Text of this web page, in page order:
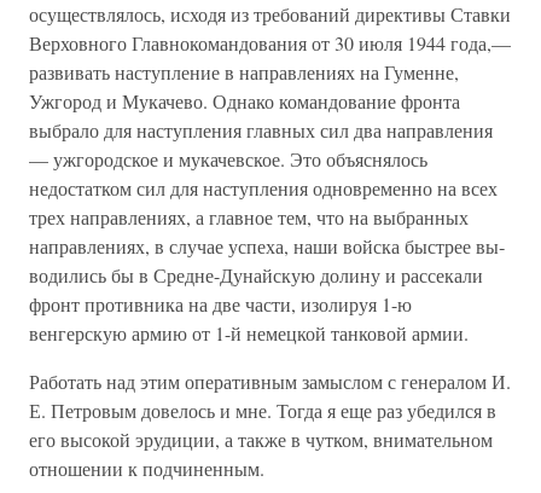
осуществлялось, исходя из требований директивы Ставки
Верховного Главнокомандо­вания от 30 июля 1944 года,—
развивать наступление в направлени­ях на Гуменне,
Ужгород и Мукачево. Однако командование фронта
выбрало для наступления главных сил два направления
— ужгородское и мукачевское. Это объяснялось
недостатком сил для наступле­ния одновременно на всех
трех направлениях, а главное тем, что на выбранных
направлениях, в случае успеха, наши войска быстрее вы­
водились бы в Средне-Дунайскую долину и рассекали
фронт против­ника на две части, изолируя 1-ю
венгерскую армию от 1-й немецкой танковой армии.
Работать над этим оперативным замыслом с генералом И.
Е. Петровым довелось и мне. Тогда я еще раз убедился в
его высокой эрудиции, а также в чутком, внимательном
отношении к подчиненным.